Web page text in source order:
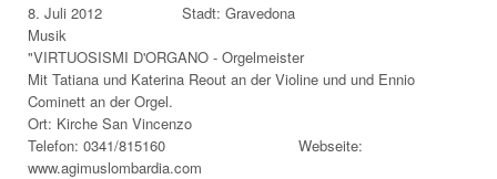
8. Juli 2012 Stadt: Gravedona
Musik
"VIRTUOSISMI D'ORGANO - Orgelmeister
Mit Tatiana und Katerina Reout an der Violine und und Ennio
Cominett an der Orgel.
Ort: Kirche San Vincenzo
Telefon: 0341/815160 Webseite:
www.agimuslombardia.com